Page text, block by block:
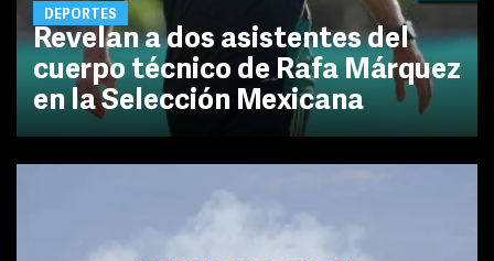
DEPORTES
Revelan a dos asistentes del
cuerpo técnico de Rafa Márquez
en la Selección Mexicana